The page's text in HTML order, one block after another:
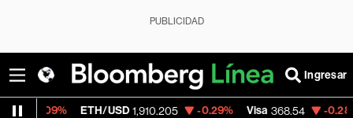
PUBLICIDAD
Ingresar
ETH/USD 1,910.205 -0.29% Visa 368.54 -0.28%